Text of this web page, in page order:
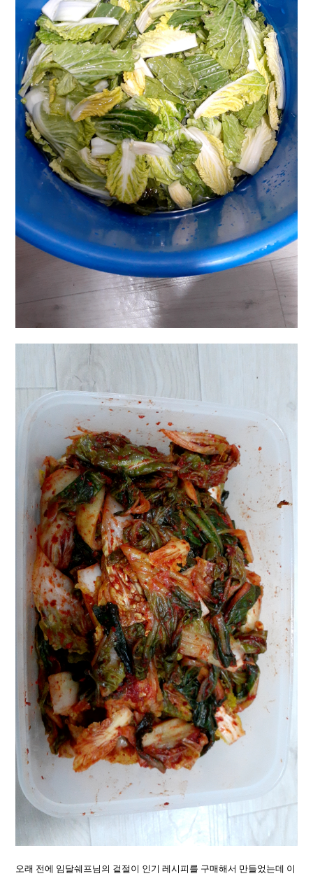
오래 전에 임달쉐프님의 겉절이 인기 레시피를 구매해서 만들었는데 이